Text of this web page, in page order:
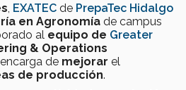
EXATEC de PrepaTec Hidalgo
en Agronomía de campus
al equipo de Greater
& Operations
de mejorar el
de producción.